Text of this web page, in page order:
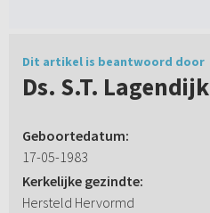
Dit artikel is beantwoord door
Ds. S.T. Lagendijk
Geboortedatum:
17-05-1983
Kerkelijke gezindte:
Hersteld Hervormd